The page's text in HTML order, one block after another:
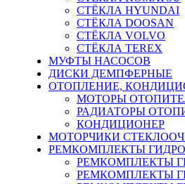
СТЁКЛА HYUNDAI
СТЁКЛА DOOSAN
СТЁКЛА VOLVO
СТЁКЛА TEREX
МУФТЫ НАСОСОВ
ДИСКИ ДЕМПФЕРНЫЕ
ОТОПЛЕНИЕ,
МОТОРЫ
РАДИАТОРЫ
КОНДИЦИОНЕР
МОТОРЧИКИ
РЕМКОМПЛЕКТЫ
РЕМКОМПЛЕКТЫ
РЕМКОМПЛЕКТЫ